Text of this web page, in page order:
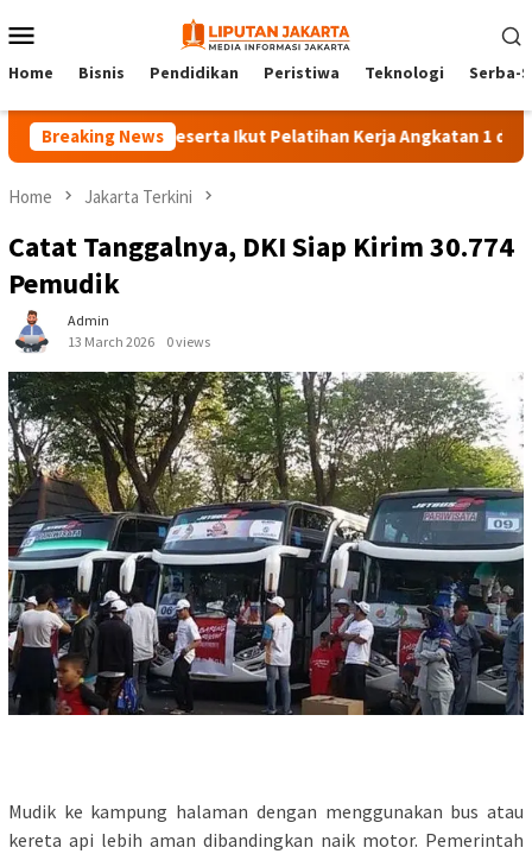
to
Menu
Home Bisnis Pendidikan Peristiwa Teknologi Serba-
Breaking News
140 Peserta Ikut Pelatihan Kerja Angkatan 1 di PPKD
Home Jakarta Terkini
Catat Tanggalnya, DKI Siap Kirim 30.774
Pemudik
Admin
13 March 2026
0 views
Mudik ke kampung halaman dengan menggunakan bus atau
kereta api lebih aman dibandingkan naik motor. Pemerintah